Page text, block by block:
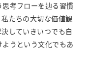
考フローを辿る習慣
たちの大切な価値観
していきいつでも自
うという文化でもあ